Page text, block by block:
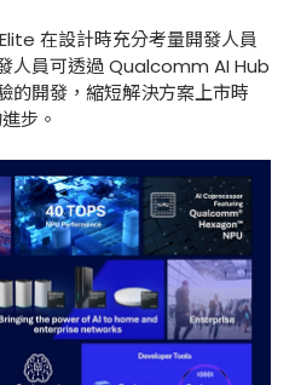
在設計時充分考量開發人員
人員可透過 Qualcomm AI Hub
的開發，縮短解決方案上市時
步。